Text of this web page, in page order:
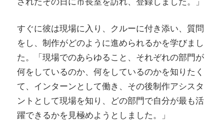
すぐに彼は現場に入り、クルーに付き添い、質問
をし、制作がどのように進められるかを学びまし
た。「現場でのあらゆること、それぞれの部門が
何をしているのか、何をしているのかを知りたく
て、インターンとして働き、その後制作アシスタ
ントとして現場​​を知り、どの部門で自分が最も活
躍できるかを見極めようとしました。」